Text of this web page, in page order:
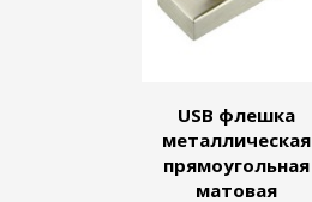
USB флешка
металлическая
прямоугольная
матовая